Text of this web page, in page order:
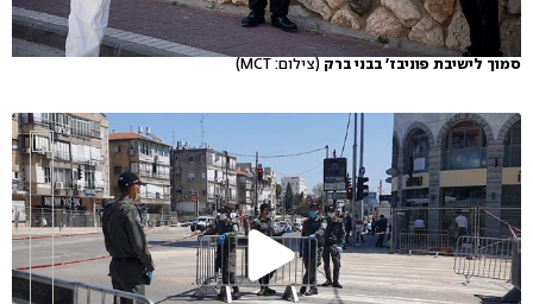
סמוך לישיבת פוניבז' בבני ברק(צילום: MCT)